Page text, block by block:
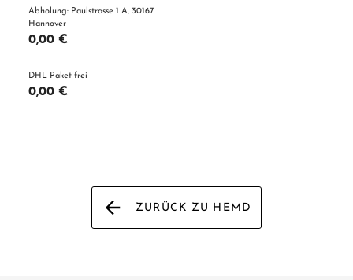
Abholung: Paulstrasse 1 A, 30167
Hannover
0,00 €
DHL Paket frei
0,00 €
ZURÜCK ZU HEMD